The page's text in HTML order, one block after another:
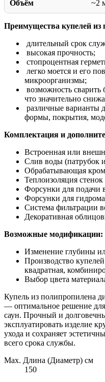
Объём ~2
Преимущества купелей из
длительный срок
высокая прочность;
стопроцентная
легко моется и его
микроорганизмы;
возможность
что значительно
различные варианты
формы, покрытия,
Комплектация и
Встроенная или
Слив воды (патрубок
Обрабатывающая
Теплоизоляция
Форсунки для подачи
Форсунки для
Система фильтрации
Декоративная
Возможные модификации:
Изменение глубины
Производство
квадратная,
Выбор цвета
Купель из полипропилена
— оптимальное решение
саун. Прочный и
эксплуатировать изделие
ухода и сохраняет
всего срока службы.
Max. Длина (Диаметр) см
150